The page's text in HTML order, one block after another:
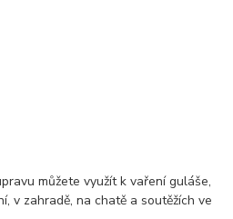
můžete využít k vaření guláše,
v zahradě, na chatě a soutěžích ve